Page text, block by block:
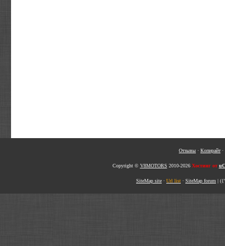
Отзывы · Копирайт·
Copyright © V8MOTORS 2010-2026 Хостинг от
SiteMap site · Url list · SiteMap forum |